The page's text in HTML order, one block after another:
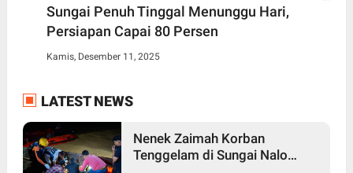
Sungai Penuh Tinggal Menunggu Hari,
Persiapan Capai 80 Persen
Kamis, Desember 11, 2025
LATEST NEWS
Nenek Zaimah Korban
Tenggelam di Sungai Nalo